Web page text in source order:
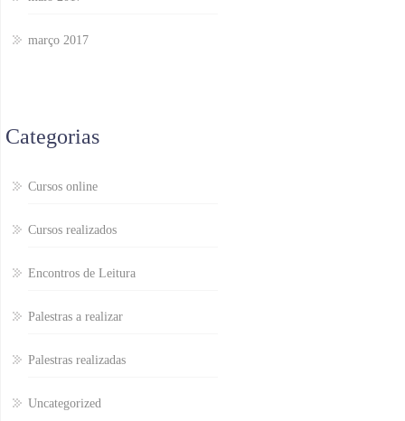
março 2017
Categorias
Cursos online
Cursos realizados
Encontros de Leitura
Palestras a realizar
Palestras realizadas
Uncategorized